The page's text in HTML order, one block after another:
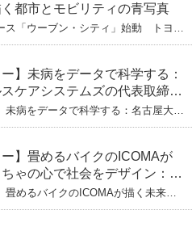
都市とモビリティの青写真
ス「ウーブン・シティ」始動 トヨタ
ティの青写真
ー】未病をデータで科学する：
ケアシステムズの代表取締役
郵送検査で挑む健康の未来
未病をデータで科学する：名古屋大発
ズの代表取締役社長・瀧本陽介 郵送
ー】畳めるバイクのICOMAが
ゃの心で社会をデザイン：株
代表取締役・生駒崇光
社会を変える、「トイボック
畳めるバイクのICOMAが描く未来
をデザイン：株式会社ICOMAの代表